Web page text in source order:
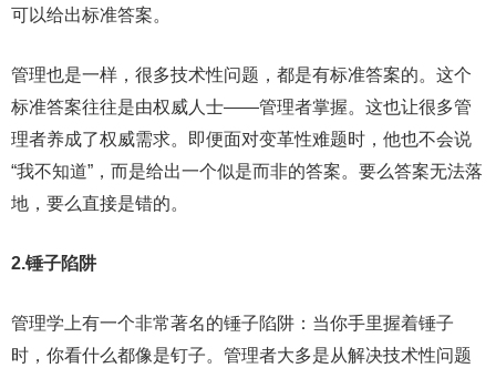
可以给出标准答案。
管理也是一样，很多技术性问题，都是有标准答案的。这个
标准答案往往是由权威人士——管理者掌握。这也让很多管
理者养成了权威需求。即便面对变革性难题时，他也不会说
“我不知道”，而是给出一个似是而非的答案。要么答案无法落
地，要么直接是错的。
2.锤子陷阱
管理学上有一个非常著名的锤子陷阱：当你手里握着锤子
时，你看什么都像是钉子。管理者大多是从解决技术性问题